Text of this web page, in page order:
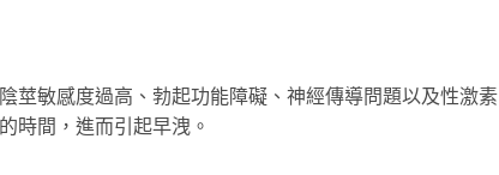
莖敏感度過高、勃起功能障礙、神經傳導問題以及性激素
時間，進而引起早洩。